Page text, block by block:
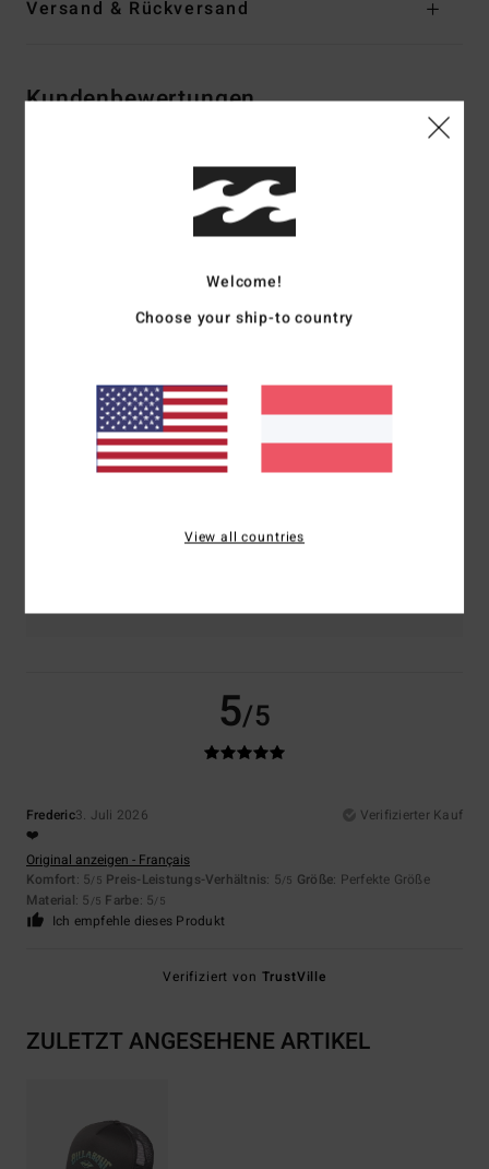
Versand & Rückversand
Kundenbewertungen
Durchschnittliche Bewertung
5.0/5
100% unserer Kunden empfehlen dieses Produkt
Komfort
5.0
Preis-Leistungs-Verhältnis
Größe
Material
5/5
Frederic3. Juli 2026
Verifizierter Kauf
❤️
Original anzeigen - Français
Komfort: 5/5 Preis-Leistungs-Verhältnis: 5/5 Größe: Perfekte Größe
Material: 5 /5 Farbe: 5/5
Ich empfehle dieses Produkt
Verifiziert von TrustVille
ZULETZT ANGESEHENE ARTIKEL
Welcome!
Choose your ship-to country
View all countries